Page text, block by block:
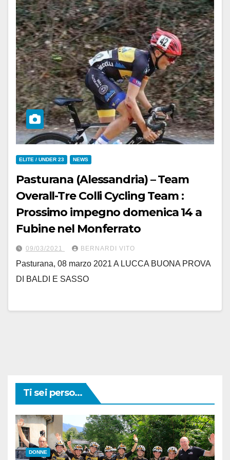
ELITE / UNDER 23 NEWS
Pasturana (Alessandria) – Team
Overall-Tre Colli Cycling Team :
Prossimo impegno domenica 14 a
Fubine nel Monferrato
09/03/2021 BERNARDI VITO
Pasturana, 08 marzo 2021 A LUCCA BUONA PROVA
DI BALDI E SASSO
Ti sei perso...
DONNE